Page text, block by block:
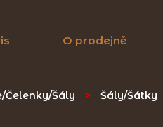
O prodejně
Čelenky/Šály > Šály/Šátky